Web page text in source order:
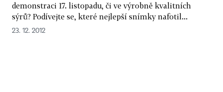
demonstraci 17. listopadu, či ve výrobně kvalitních
sýrů? Podívejte se, které nejlepší snímky nafotil...
23. 12. 2012